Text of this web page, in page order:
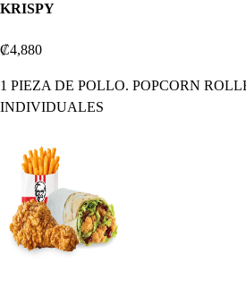
KRISPY
₡4,880
1 PIEZA DE POLLO. POPCORN
INDIVIDUALES